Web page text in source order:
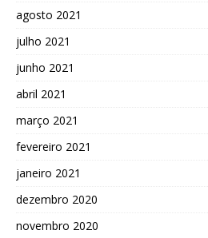
agosto 2021
julho 2021
junho 2021
abril 2021
março 2021
fevereiro 2021
janeiro 2021
dezembro 2020
novembro 2020